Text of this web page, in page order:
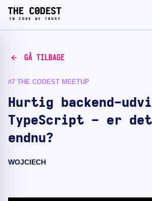
GÅ TILBAGE
#7 THE CODEST MEETUP
Hurtig backend-
TypeScript - er
endnu?
WOJCIECH